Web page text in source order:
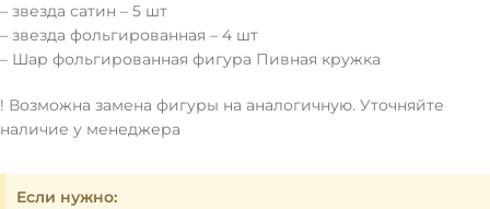
– звезда сатин – 5 шт
– звезда фольгированная – 4 шт
– Шар фольгированная фигура Пивная кружка
! Возможна замена фигуры на аналогичную. Уточняйте
наличие у менеджера
Если нужно: